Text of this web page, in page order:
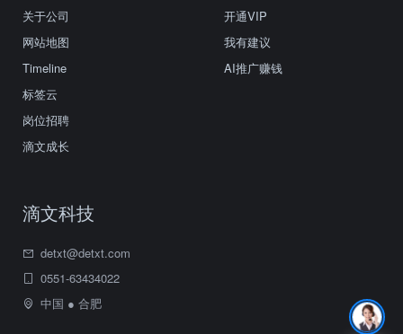
关于公司
网站地图
Timeline
标签云
岗位招聘
滴文成长
开通VIP
我有建议
AI推广赚钱
滴文科技
detxt@detxt.com
0551-63434022
中国 ● 合肥